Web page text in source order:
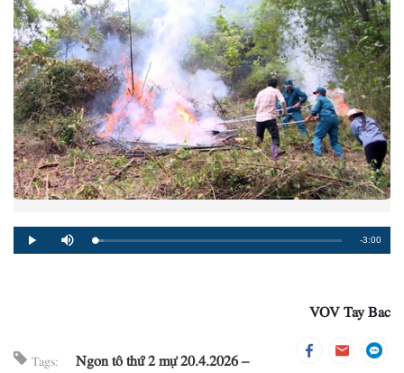
Play Mute Loaded:
0%
Progress:
0%
Remaining
-3:00
VOV Tay Bac
Tags:
Ngon tô thứ 2 mự 20.4.2026 –